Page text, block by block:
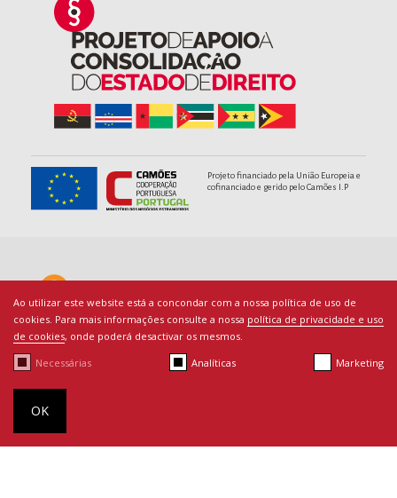
Ao utilizar este website está a concondar com a nossa política de uso de
cookies. Para mais informações consulte a nossa política de privacidade e uso
de cookies, onde poderá desactivar os mesmos.
Necessárias
Analíticas Marketing
OK
Projeto financiado pela União Europeia e
cofinanciado e gerido pelo Camões I.P